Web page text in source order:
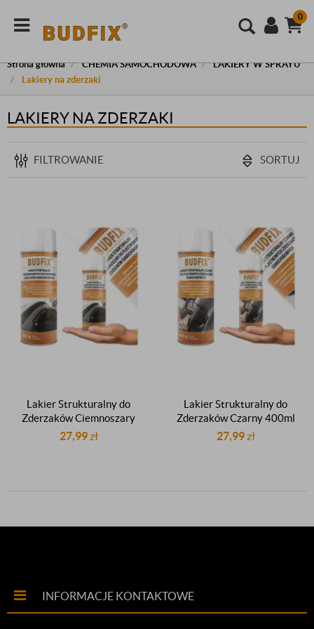
0
Strona główna CHEMIA SAMOCHODOWA
LAKIERY W SPRAYU
Lakiery na zderzaki
LAKIERY NA ZDERZAKI
FILTROWANIE SORTUJ
Lakier Strukturalny do
Zderzaków Ciemnoszary
400ml
27,99zł
Lakier Strukturalny do
Zderzaków Czarny 400ml
27,99zł
INFORMACJE KONTAKTOWE